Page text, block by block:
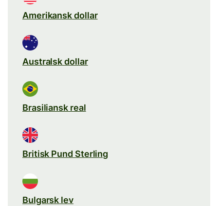
Amerikansk dollar
Australsk dollar
Brasiliansk real
Britisk Pund Sterling
Bulgarsk lev